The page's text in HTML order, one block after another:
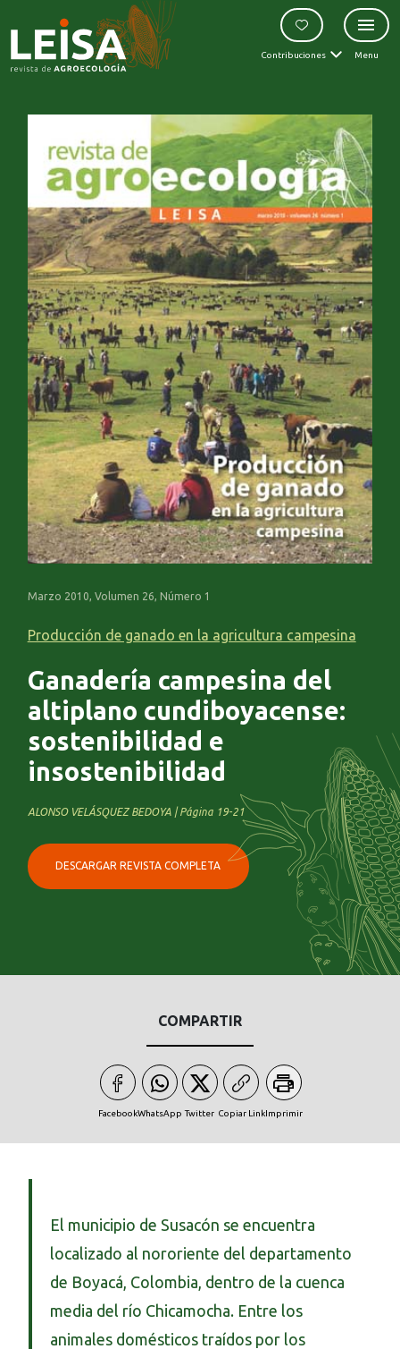
Contribuciones Menu
Marzo 2010, Volumen 26, Número 1
Producción de ganado en la agricultura campesina
Ganadería campesina del
altiplano cundiboyacense:
sostenibilidad e
insostenibilidad
ALONSO VELÁSQUEZ BEDOYA | Página 19-21
DESCARGAR REVISTA COMPLETA
COMPARTIR
FacebookWhatsApp Twitter Copiar LinkImprimir
El municipio de Susacón se encuentra
localizado al nororiente del departamento
de Boyacá, Colombia, dentro de la cuenca
media del río Chicamocha. Entre los
animales domésticos traídos por los